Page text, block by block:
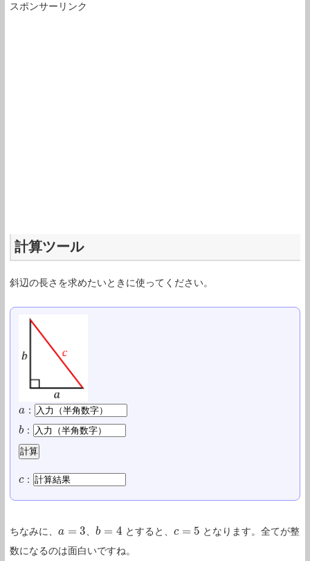
スポンサーリンク
計算ツール
斜辺の長さを求めたいときに使ってください。
a
a ：
b
b：
c
c：
ちなみに、 a = 3
a=3 、b = 4
b =4 とすると、 c = 5
c=5
となります。全てが整
数になるのは面白いですね。